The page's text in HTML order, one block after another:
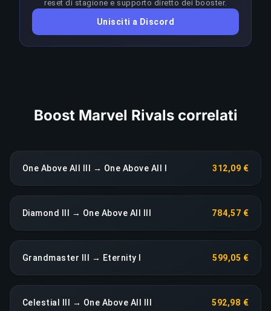
COPIA LINK
restare in vantaggio sul meta; qualsiasi calo di
rendimento prolungato fa scattare una
reset di stagione e supporto diretto dei booster.
Unisciti a Discord
Boost Marvel Rivals correlati
One Above All III → One Above All I 312,09 €
Diamond III → One Above All III 784,57 €
Grandmaster III → Eternity I 599,05 €
Celestial III → One Above All III 592,98 €